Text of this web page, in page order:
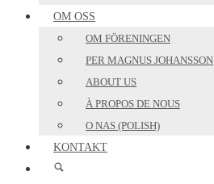
OM OSS
OM FÖRENINGEN
PER MAGNUS JOHANSSON
ABOUT US
À PROPOS DE NOUS
O NAS (POLISH)
KONTAKT